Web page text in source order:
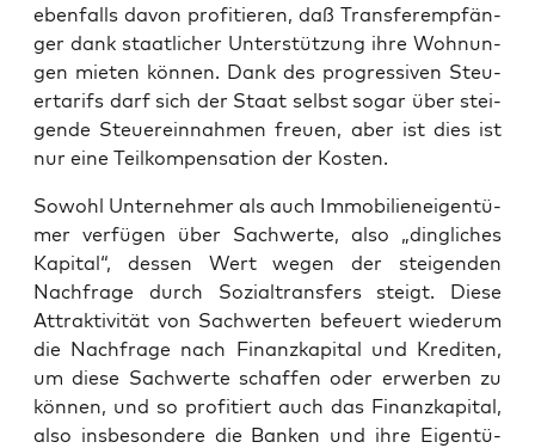
eben­falls davon pro­fi­tie­ren, daß Trans­fer­emp­fän­
ger dank staat­li­cher Unter­stüt­zung ihre Woh­nun­
gen mie­ten kön­nen. Dank des pro­gres­si­ven Steu­
er­ta­rifs darf sich der Staat selbst sogar über stei­
gen­de Steu­er­ein­nah­men freu­en, aber ist dies ist
nur eine Teil­kom­pen­sa­ti­on der Kosten.
Sowohl Unter­neh­mer als auch Immo­bi­li­en­ei­gen­tü­
mer ver­fü­gen über Sach­wer­te, also „ding­li­ches
Kapi­tal“, des­sen Wert wegen der stei­gen­den
Nach­fra­ge durch Sozi­al­trans­fers steigt. Die­se
Attrak­ti­vi­tät von Sach­wer­ten befeu­ert wie­der­um
die Nach­fra­ge nach Finanz­ka­pi­tal und Kre­di­ten,
um die­se Sach­wer­te schaf­fen oder erwer­ben zu
kön­nen, und so pro­fi­tiert auch das Finanz­ka­pi­tal,
also ins­be­son­de­re die Ban­ken und ihre Eigen­tü­